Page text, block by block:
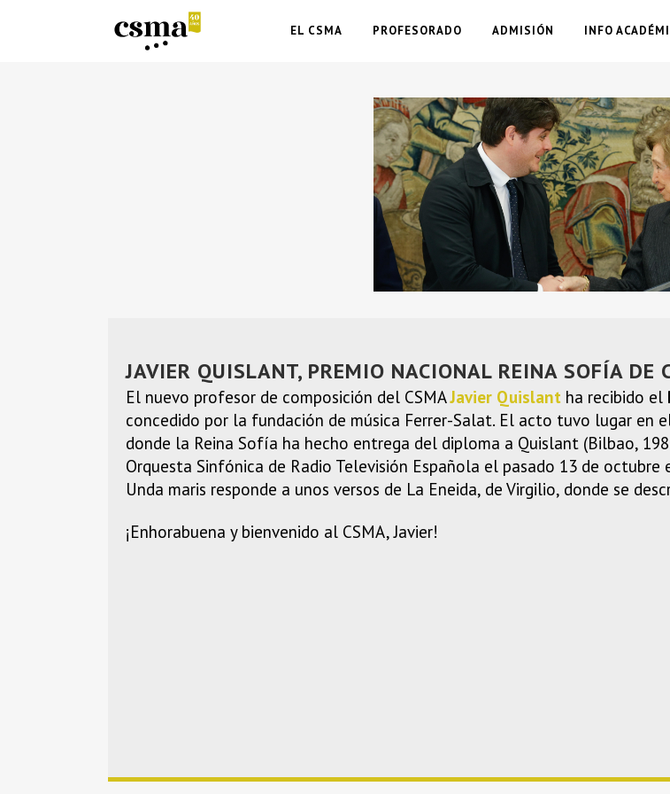
EL CSMA PROFESORADO ADMISIÓN INFO
JAVIER QUISLANT, PREMIO NACIONAL REINA SOFÍA DE
El nuevo profesor de composición del CSMAJavier Quislant ha recibido el
concedido por la fundación de música Ferrer-Salat. El acto tuvo lugar en
donde la Reina Sofía ha hecho entrega del diploma a Quislant (Bilbao,
Orquesta Sinfónica de Radio Televisión Española el pasado 13 de
Unda maris responde a unos versos de La Eneida, de Virgilio, donde se
¡Enhorabuena y bienvenido al CSMA, Javier!